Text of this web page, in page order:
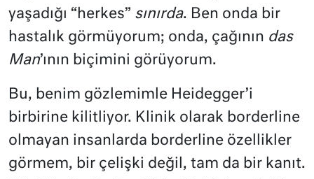
yaşadığı “herkes” sınırda. Ben onda bir
hastalık görmüyorum; onda, çağının das
Man’ının biçimini görüyorum.
Bu, benim gözlemimle Heidegger’i
birbirine kilitliyor. Klinik olarak borderline
olmayan insanlarda borderline özellikler
görmem, bir çelişki değil, tam da bir kanıt.